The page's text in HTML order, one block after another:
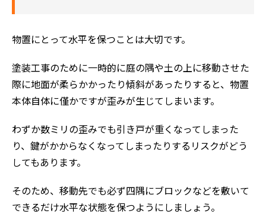
物置にとって水平を保つことは大切です。
塗装工事のために一時的に庭の隅や土の上に移動させた
際に地面が柔らかかったり傾斜があったりすると、物置
本体自体に僅かですが歪みが生じてしまいます。
わずか数ミリの歪みでも引き戸が重くなってしまった
り、鍵がかからなくなってしまったりするリスクがどう
してもあります。
そのため、移動先でも必ず四隅にブロックなどを敷いて
できるだけ水平な状態を保つようにしましょう。